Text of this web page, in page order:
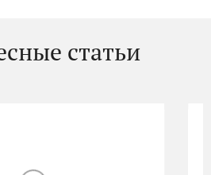
статьи